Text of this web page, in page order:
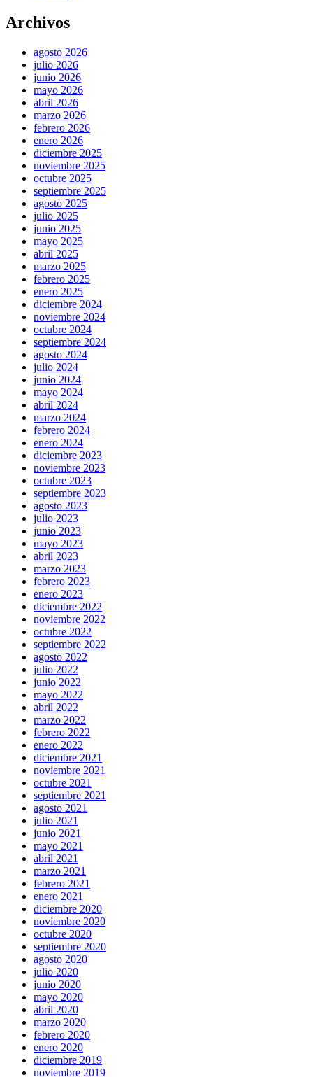
Archivos
agosto 2026
julio 2026
junio 2026
mayo 2026
abril 2026
marzo 2026
febrero 2026
enero 2026
diciembre 2025
noviembre 2025
octubre 2025
septiembre 2025
agosto 2025
julio 2025
junio 2025
mayo 2025
abril 2025
marzo 2025
febrero 2025
enero 2025
diciembre 2024
noviembre 2024
octubre 2024
septiembre 2024
agosto 2024
julio 2024
junio 2024
mayo 2024
abril 2024
marzo 2024
febrero 2024
enero 2024
diciembre 2023
noviembre 2023
octubre 2023
septiembre 2023
agosto 2023
julio 2023
junio 2023
mayo 2023
abril 2023
marzo 2023
febrero 2023
enero 2023
diciembre 2022
noviembre 2022
octubre 2022
septiembre 2022
agosto 2022
julio 2022
junio 2022
mayo 2022
abril 2022
marzo 2022
febrero 2022
enero 2022
diciembre 2021
noviembre 2021
octubre 2021
septiembre 2021
agosto 2021
julio 2021
junio 2021
mayo 2021
abril 2021
marzo 2021
febrero 2021
enero 2021
diciembre 2020
noviembre 2020
octubre 2020
septiembre 2020
agosto 2020
julio 2020
junio 2020
mayo 2020
abril 2020
marzo 2020
febrero 2020
enero 2020
diciembre 2019
noviembre 2019